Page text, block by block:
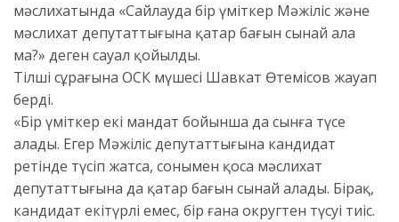
мәслихатында «Сайлауда бір үміткер Мәжіліс және
мәслихат депутаттығына қатар бағын сынай ала
ма?» деген сауал қойылды.
Тілші сұрағына ОСК мүшесі Шавкат Өтемісов жауап
берді.
«Бір үміткер екі мандат бойынша да сынға түсе
алады. Егер Мәжіліс депутаттығына кандидат
ретінде түсіп жатса, сонымен қоса мәслихат
депутаттығына да қатар бағын сынай алады. Бірақ,
кандидат екітүрлі емес, бір ғана округтен түсуі тиіс.